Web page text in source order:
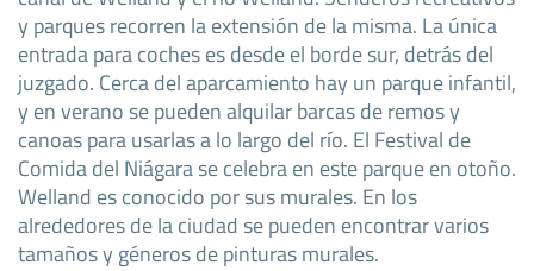
y parques recorren la extensión de la misma. La única
entrada para coches es desde el borde sur, detrás del
juzgado. Cerca del aparcamiento hay un parque infantil,
y en verano se pueden alquilar barcas de remos y
canoas para usarlas a lo largo del río. El Festival de
Comida del Niágara se celebra en este parque en otoño.
Welland es conocido por sus murales. En los
alrededores de la ciudad se pueden encontrar varios
tamaños y géneros de pinturas murales.